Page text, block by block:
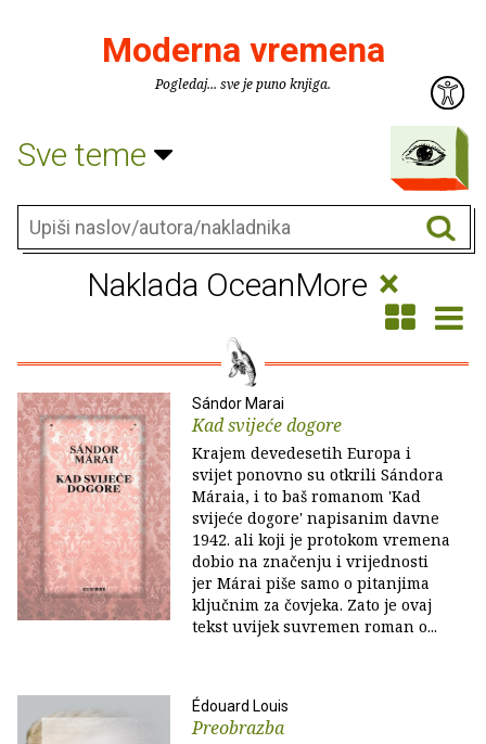
Moderna vremena
Pogledaj... sve je puno knjiga.
Sve teme
Naklada OceanMore ×
Sándor Marai
Kad svijeće dogore
Krajem devedesetih Europa i
svijet ponovno su otkrili Sándora
Máraia, i to baš romanom 'Kad
svijeće dogore' napisanim davne
1942. ali koji je protokom vremena
dobio na značenju i vrijednosti
jer Márai piše samo o pitanjima
ključnim za čovjeka. Zato je ovaj
tekst uvijek suvremen roman o...
Édouard Louis
Preobrazba